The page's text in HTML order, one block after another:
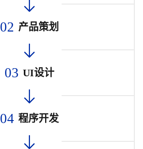
02 产品策划
03 UI设计
04 程序开发